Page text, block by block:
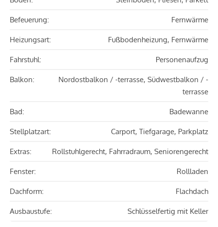
Befeuerung: Fernwärme
Heizungsart: Fußbodenheizung, Fernwärme
Fahrstuhl: Personenaufzug
Balkon:
Nordostbalkon / -terrasse, Südwestbalkon / -
terrasse
Bad: Badewanne
Stellplatzart: Carport, Tiefgarage, Parkplatz
Extras: Rollstuhlgerecht, Fahrradraum, Seniorengerecht
Fenster: Rollladen
Dachform: Flachdach
Ausbaustufe: Schlüsselfertig mit Keller